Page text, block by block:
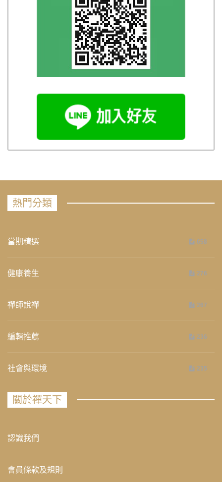
熱門分類
當期精選 658
健康養生 276
禪師說禪 267
編輯推薦 236
社會與環境 235
關於禪天下
認識我們
會員條款及規則